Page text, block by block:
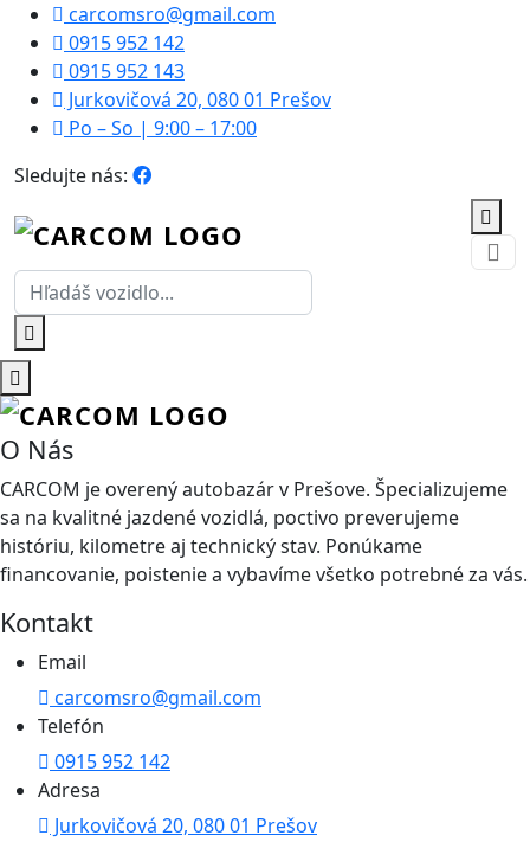
carcomsro@gmail.com
0915 952 142
0915 952 143
Jurkovičová 20, 080 01 Prešov
Po – So | 9:00 – 17:00
Sledujte nás:
O Nás
CARCOM je overený autobazár v Prešove. Špecializujeme
sa na kvalitné jazdené vozidlá, poctivo preverujeme
históriu, kilometre aj technický stav. Ponúkame
financovanie, poistenie a vybavíme všetko potrebné za vás.
Kontakt
Email
carcomsro@gmail.com
Telefón
0915 952 142
Adresa
Jurkovičová 20, 080 01 Prešov